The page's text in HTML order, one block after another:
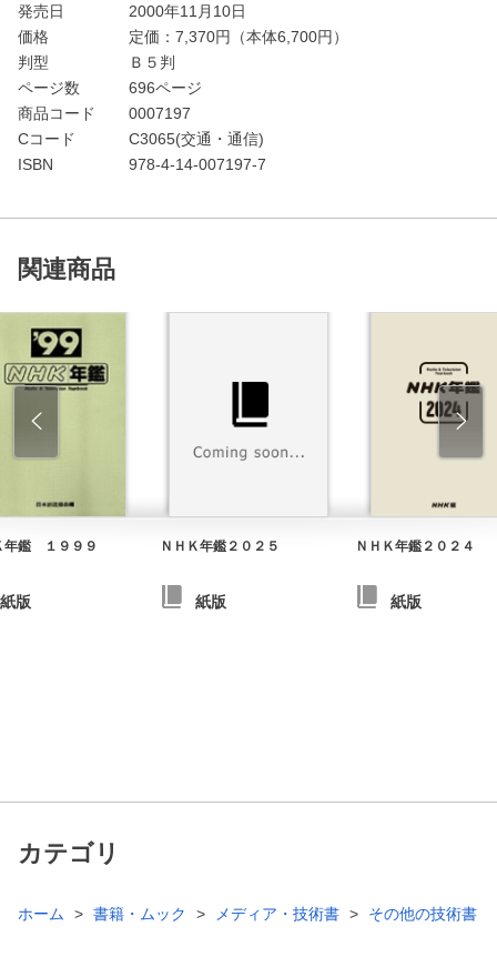
発売日
2000年11月10日
価格
定価： 7,370円（本体6,700円）
判型
Ｂ５判
ページ数
696ページ
商品コード
0007197
Cコード
C3065(交通・通信)
ISBN
978-4-14-007197-7
関連商品
年鑑 １９９９
紙版
ＮＨＫ年鑑２０２５
紙版
ＮＨＫ年鑑２０２４
紙版
カテゴリ
ホーム 書籍・ムック メディア・技術書 その他の技術書